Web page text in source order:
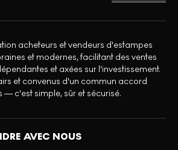
acheteurs et vendeurs d'estampes
et modernes, facilitant des ventes
et axées sur l'investissement.
et convenus d'un commun accord
— c'est simple, sûr et sécurisé.
AVEC NOUS